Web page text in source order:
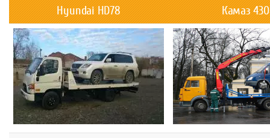
Hyundai HD78 Камаз